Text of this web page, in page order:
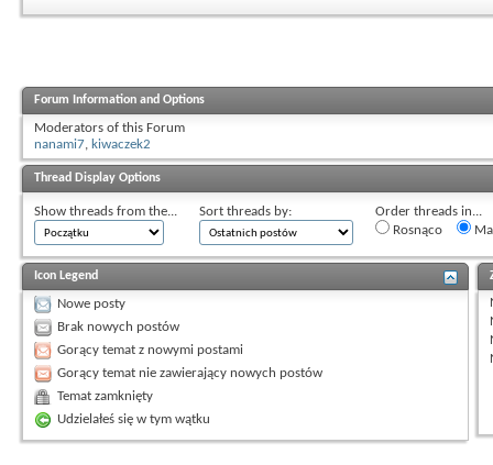
Forum Information and Options
Moderators of this Forum
nanami7, kiwaczek2
Thread Display Options
Show threads from the... Sort threads by:
Order threads in...
Rosnąco
Icon Legend
Nowe posty
Brak nowych postów
Gorący temat z nowymi postami
Gorący temat nie zawierający nowych postów
Temat zamknięty
Udzielałeś się w tym wątku